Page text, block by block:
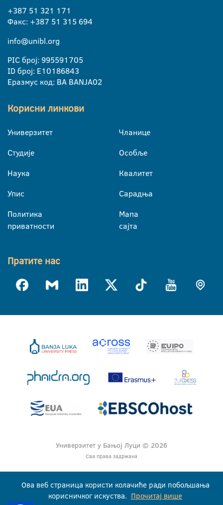
+387 51 321 171
Факс: +387 51 315 694
info@unibl.org
PIC број: 995591705
ID број: E10186843
Еразмус код: BA BANJA02
Корисни линкови
Универзитет
Студије
Наука
Упис
Политика
приватности
Чланице
Особље
Квалитет
Сарадња
Мапа
сајта
Пратите нас
Универзитет у Бањој Луци © 2026
Сва права задржана
Ова веб страница користи колачиће ради побољшања
корисничког искуства. Прочитај више